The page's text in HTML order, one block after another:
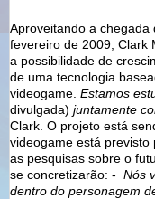
Aproveitando a chegada
fevereiro de 2009, Clark
a possibilidade de
de uma tecnologia
videogame. Estamos
divulgada) juntamente
Clark. O projeto está
videogame está
as pesquisas sobre o
se concretizarão: - Nós
dentro do personagem